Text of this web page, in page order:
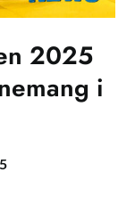
2025
i